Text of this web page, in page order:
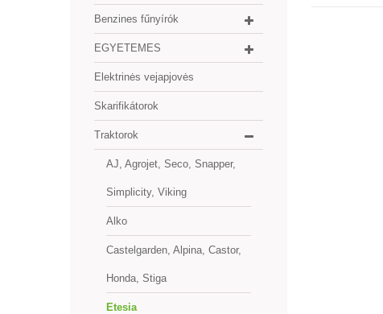
Benzines fűnyírók
EGYETEMES
Elektrinės vejapjovės
Skarifikátorok
Traktorok
AJ, Agrojet, Seco, Snapper,
Simplicity, Viking
Alko
Castelgarden, Alpina, Castor,
Honda, Stiga
Etesia